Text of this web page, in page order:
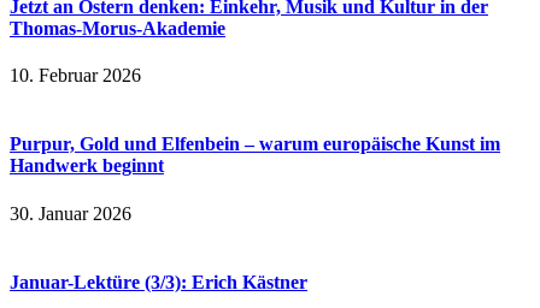
Jetzt an Ostern denken: Einkehr, Musik und Kultur in der
Thomas-Morus-Akademie
10. Februar 2026
Purpur, Gold und Elfenbein – warum europäische Kunst im
Handwerk beginnt
30. Januar 2026
Januar-Lektüre (3/3): Erich Kästner